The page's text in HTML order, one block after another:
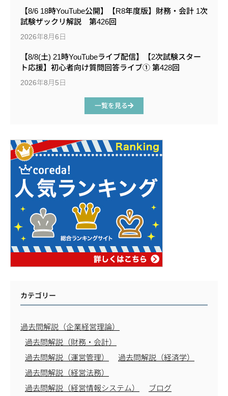
【8/6 18時YouTube公開】【R8年度版】財務・会計 1次
試験ザックリ解説 第426回
2026年8月6日
【8/8(土) 21時YouTubeライブ配信】【2次試験スター
ト応援】初心者向け質問回答ライブ① 第428回
2026年8月5日
一覧を見る
カテゴリー
過去問解説（企業経営理論）
過去問解説（財務・会計）
過去問解説（運営管理）
過去問解説（経済学）
過去問解説（経営法務）
過去問解説（経営情報システム）
ブログ